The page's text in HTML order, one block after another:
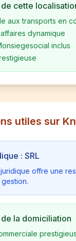
cette
aux transports en
dynamique
inclus
utiles sur
: SRL
offre une
la domiciliation